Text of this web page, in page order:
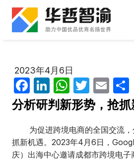
2023年4月6日
F
a
c
e
b
Li
n
k
e
dI
W
h
at
s
A
T
w
itt
er
E
m
ail
分析研判新形势，抢
为促进跨境电商的全国交流，
抓新机遇。2023年4月6日，
庆）出海中心邀请成都市跨境电